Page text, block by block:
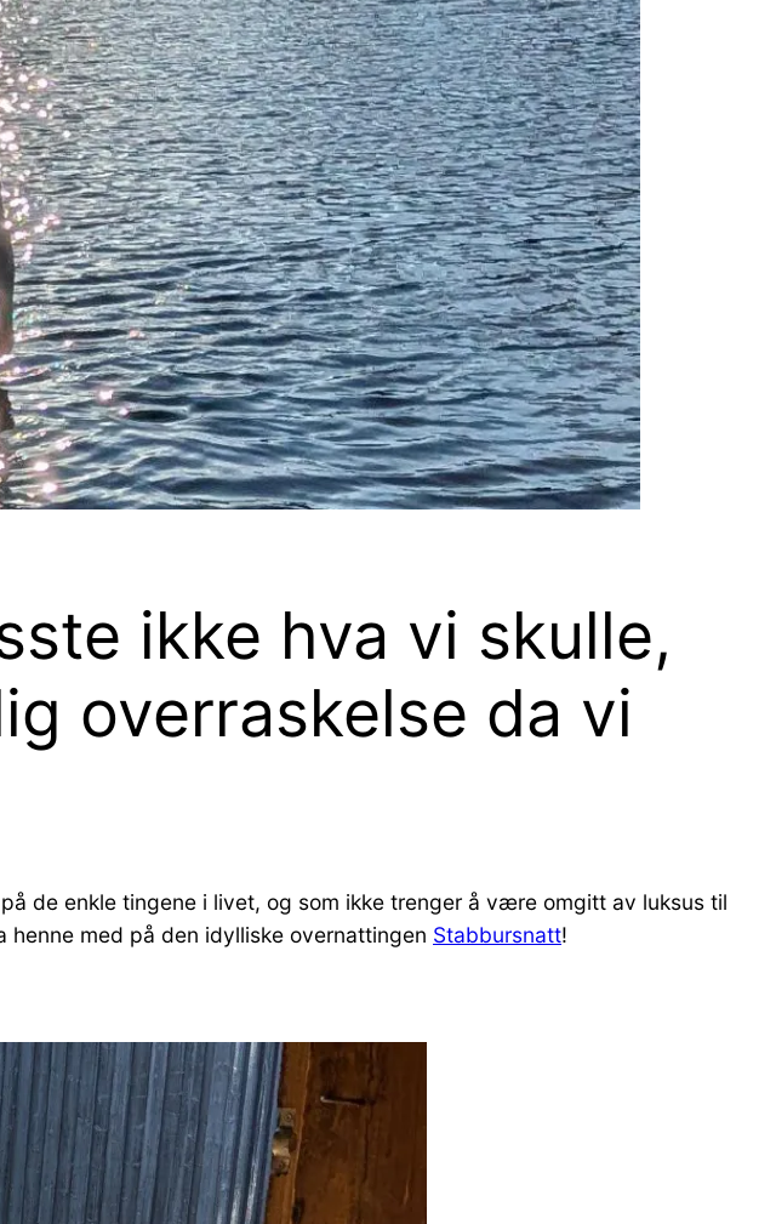
ikke hva vi skulle,
overraskelse da vi
de enkle tingene i livet, og som ikke trenger å være omgitt av luksus til
henne med på den idylliske overnattingen Stabbursnatt!